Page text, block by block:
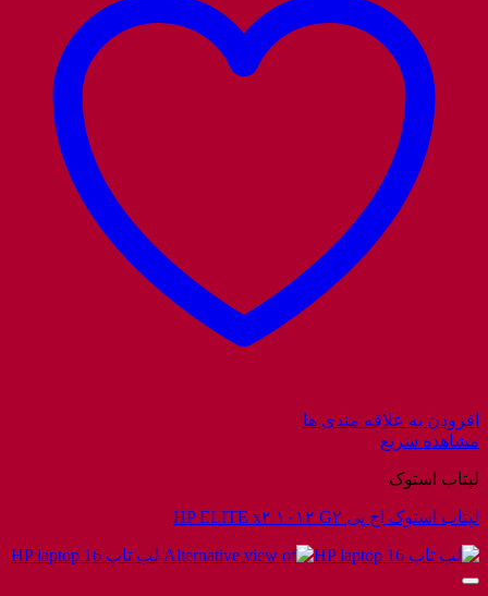
افزودن به علاقه مندی ها
مشاهده سریع
لپتاب استوک
لپتاب استوک اچ پی HP ELITE x۲ ۱۰۱۲ G۲